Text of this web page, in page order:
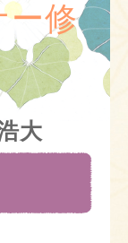
ー修
大